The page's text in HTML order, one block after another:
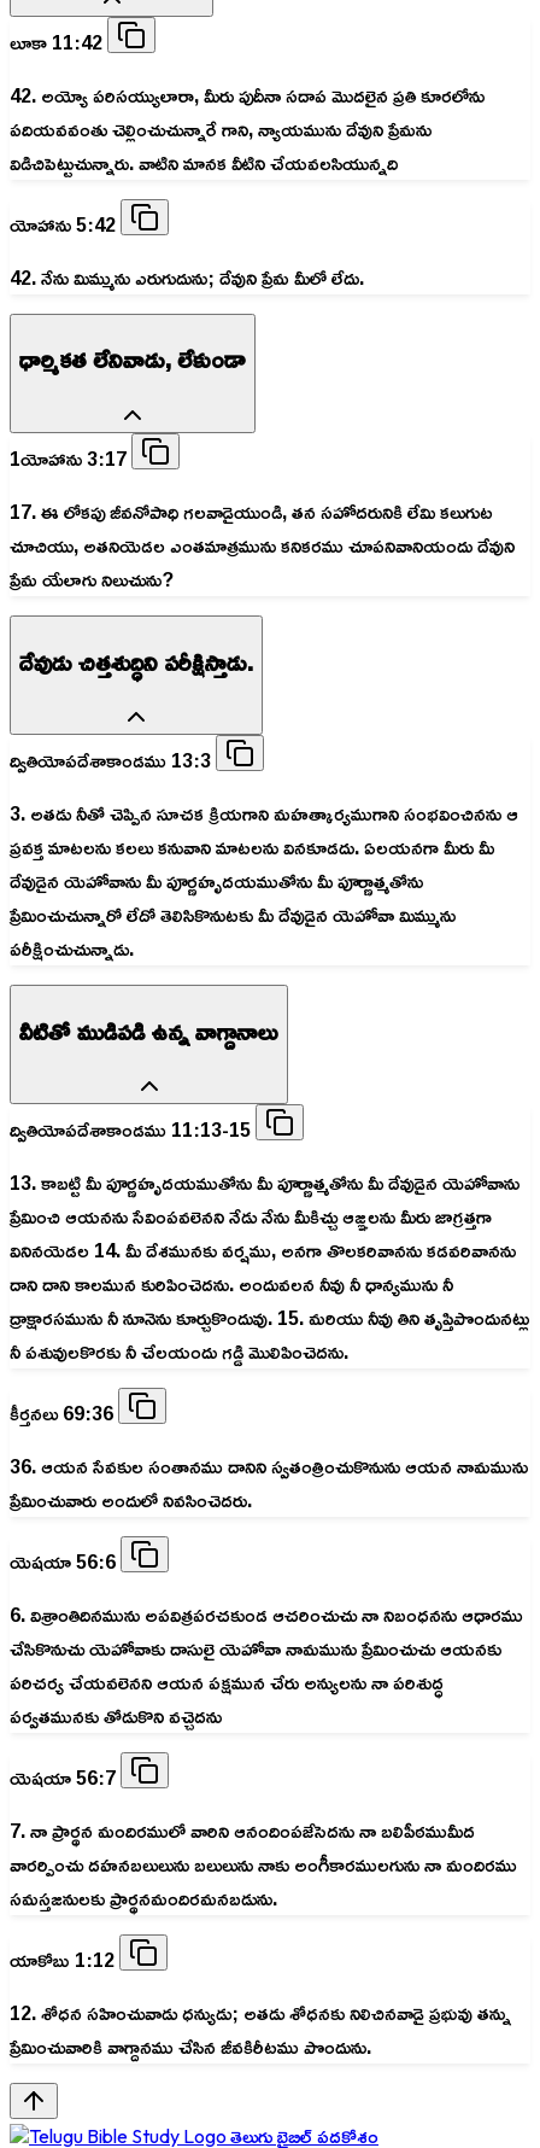
లూకా 11:42
42. అయ్యో పరిసయ్యులారా, మీరు పుదీనా సదాప మొదలైన ప్రతి కూరలోను
పదియవవంతు చెల్లించుచున్నారే గాని, న్యాయమును దేవుని ప్రేమను
విడిచిపెట్టుచున్నారు. వాటిని మానక వీటిని చేయవలసియున్నది
యోహాను 5:42
42. నేను మిమ్మును ఎరుగుదును; దేవుని ప్రేమ మీలో లేదు.
ధార్మికత లేనివాడు, లేకుండా
1యోహాను 3:17
17. ఈ లోకపు జీవనోపాధి గలవాడైయుండి, తన సహోదరునికి లేమి కలుగుట
చూచియు, అతనియెడల ఎంతమాత్రమును కనికరము చూపనివానియందు దేవుని
ప్రేమ యేలాగు నిలుచును?
దేవుడు చిత్తశుద్ధిని పరీక్షిస్తాడు.
ద్వితియోపదేశాకాండము 13:3
3. అతడు నీతో చెప్పిన సూచక క్రియగాని మహత్కార్యముగాని సంభవించినను ఆ
ప్రవక్త మాటలను కలలు కనువాని మాటలను వినకూడదు. ఏలయనగా మీరు మీ
దేవుడైన యెహోవాను మీ పూర్ణహృదయముతోను మీ పూర్ణాత్మతోను
ప్రేమించుచున్నారో లేదో తెలిసికొనుటకు మీ దేవుడైన యెహోవా మిమ్మును
పరీక్షించుచున్నాడు.
వీటితో ముడిపడి ఉన్న వాగ్దానాలు
ద్వితియోపదేశాకాండము 11:13-15
13. కాబట్టి మీ పూర్ణహృదయముతోను మీ పూర్ణాత్మతోను మీ దేవుడైన యెహోవాను
ప్రేమించి ఆయనను సేవింపవలెనని నేడు నేను మీకిచ్చు ఆజ్ఞలను మీరు జాగ్రత్తగా
వినినయెడల 14. మీ దేశమునకు వర్షము, అనగా తొలకరివానను కడవరివానను
దాని దాని కాలమున కురిపించెదను. అందువలన నీవు నీ ధాన్యమును నీ
ద్రాక్షారసమును నీ నూనెను కూర్చుకొందువు. 15. మరియు నీవు తిని తృప్తిపొందునట్లు
నీ పశువులకొరకు నీ చేలయందు గడ్డి మొలిపించెదను.
కీర్తనలు 69:36
36. ఆయన సేవకుల సంతానము దానిని స్వతంత్రించుకొనును ఆయన నామమును
ప్రేమించువారు అందులో నివసించెదరు.
యెషయా 56:6
6. విశ్రాంతిదినమును అపవిత్రపరచకుండ ఆచరించుచు నా నిబంధనను ఆధారము
చేసికొనుచు యెహోవాకు దాసులై యెహోవా నామమును ప్రేమించుచు ఆయనకు
పరిచర్య చేయవలెనని ఆయన పక్షమున చేరు అన్యులను నా పరిశుద్ధ
పర్వతమునకు తోడుకొని వచ్చెదను
యెషయా 56:7
7. నా ప్రార్థన మందిరములో వారిని ఆనందింపజేసెదను నా బలిపీఠముమీద
వారర్పించు దహనబలులును బలులును నాకు అంగీకారములగును నా మందిరము
సమస్తజనులకు ప్రార్థనమందిరమనబడును.
యాకోబు 1:12
12. శోధన సహించువాడు ధన్యుడు; అతడు శోధనకు నిలిచినవాడై ప్రభువు తన్ను
ప్రేమించువారికి వాగ్దానము చేసిన జీవకిరీటము పొందును.
తెలుగు బైబిల్ పదకోశం